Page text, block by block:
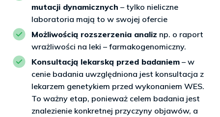
mutacji dynamicznych – tylko nieliczne
laboratoria mają to w swojej ofercie
Możliwością rozszerzenia analiz np. o raport
wrażliwości na leki – farmakogenomiczny.
Konsultacją lekarską przed badaniem – w
cenie badania uwzględniona jest konsultacja z
lekarzem genetykiem przed wykonaniem WES.
To ważny etap, ponieważ celem badania jest
znalezienie konkretnej przyczyny objawów, a